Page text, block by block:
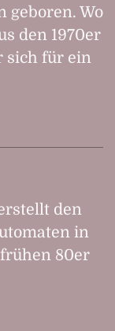
geboren. Wo
den 1970er
sich für ein
den
in
80er